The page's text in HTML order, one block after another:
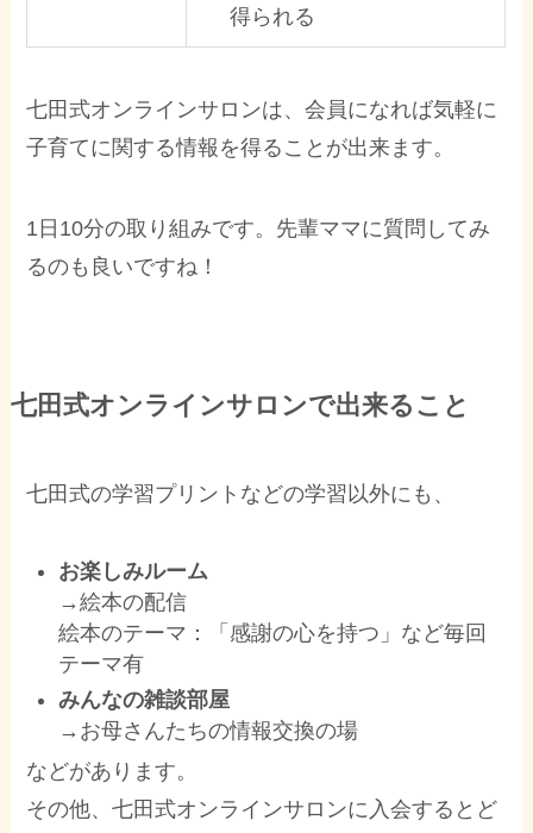
得られる
七田式オンラインサロンは、会員になれば気軽に
子育てに関する情報を得ることが出来ます。
1日10分の取り組みです。先輩ママに質問してみ
るのも良いですね！
七田式オンラインサロンで出来ること
七田式の学習プリントなどの学習以外にも、
お楽しみルーム
→絵本の配信
絵本のテーマ：「感謝の心を持つ」など毎回
テーマ有
みんなの雑談部屋
→お母さんたちの情報交換の場
などがあります。
その他、七田式オンラインサロンに入会するとど